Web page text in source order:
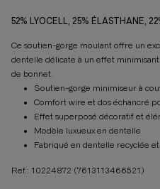
52% LYOCELL, 25% ÉLASTHANE,
Ce soutien-gorge moulant offre un
dentelle délicate à un effet
de bonnet.
Soutien-gorge minimiseur à
Comfort wire et dos échancré
Effet superposé décoratif et
Modèle luxueux en dentelle
Fabriqué en dentelle recyclée
Ref.: 10224872 (7613113466521)